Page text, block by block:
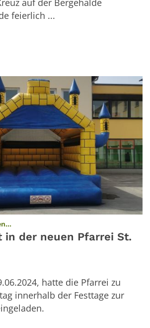
feierlich ...
:
in der neuen Pfarrei St.
hatte die Pfarrei zu
innerhalb der Festtage zur